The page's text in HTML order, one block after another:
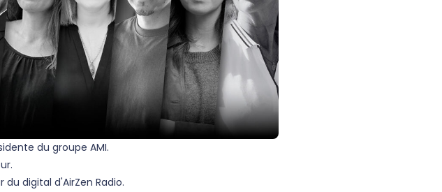
du groupe AMI.
du digital d'AirZen Radio.